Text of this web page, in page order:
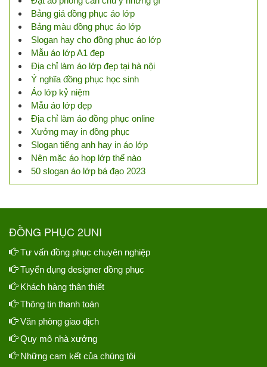
Bảng giá đồng phục áo lớp
Bảng màu đồng phục áo lớp
Slogan hay cho đồng phục áo lớp
Mẫu áo lớp A1 đẹp
Địa chỉ làm áo lớp đẹp tại hà nội
Ý nghĩa đồng phục học sinh
Áo lớp kỷ niệm
Mẫu áo lớp đẹp
Địa chỉ làm áo đồng phục online
Xưởng may in đồng phục
Slogan tiếng anh hay in áo lớp
Nên mặc áo họp lớp thế nào
50 slogan áo lớp bá đạo 2023
ĐỒNG PHỤC 2UNI
Tư vấn đồng phục chuyên nghiệp
Tuyển dụng designer đồng phục
Khách hàng thân thiết
Thông tin thanh toán
Văn phòng giao dịch
Quy mô nhà xưởng
Những cam kết của chúng tôi